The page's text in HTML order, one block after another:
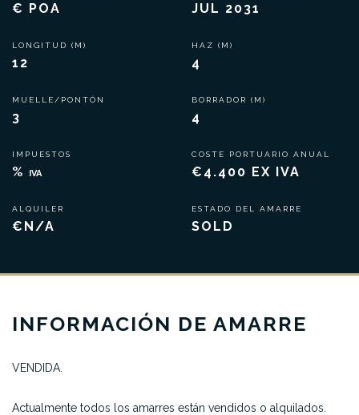
€ POA
LONGITUD (M)
12
MUELLE/PONTÓN
3
IMPUESTOS
% IVA
ALQUILER
€N/A
JUL 2031
HAZ (M)
4
BORRADOR (M)
4
COSTE PORTUARIO ANUAL
€4.400 EX IVA
ESTADO DEL AMARRE
SOLD
INFORMACIÓN DE AMARRE
VENDIDA.
Actualmente todos los amarres están vendidos o alquilados.